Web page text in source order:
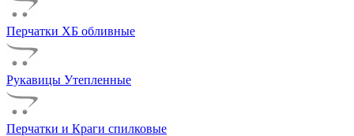
Перчатки ХБ обливные
Рукавицы Утепленные
Перчатки и Краги спилковые